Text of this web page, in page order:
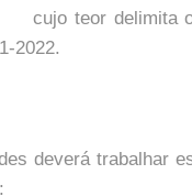
cujo teor delimita
2022.
deverá trabalhar